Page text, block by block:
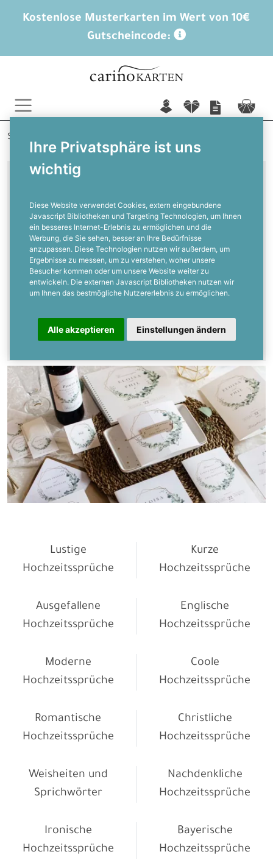
Kostenlose Musterkarten im Wert von 10€
Gutscheincode:
Ihre Privatsphäre ist uns
wichtig
Diese Website verwendet Cookies, extern eingebundene
Javascript Bibliotheken und Targeting Technologien, um Ihnen
ein besseres Internet-Erlebnis zu ermöglichen und die
Werbung, die Sie sehen, besser an Ihre Bedürfnisse
anzupassen. Diese Technologien nutzen wir außerdem, um
Ergebnisse zu messen, um zu verstehen, woher unsere
Besucher kommen oder um unsere Website weiter zu
entwickeln. Die externen Javascript Bibliotheken nutzen wir
um Ihnen das bestmögliche Nutzererlebnis zu ermöglichen.
Alle akzeptieren Einstellungen ändern
n f c
Startseite
Zitaten
Sprüche für
Hochzeitskarten
Bei uns findet Ihr eine tolle Auswahl an
rund um die Gestaltung von
Hochzeitskarten
Lustige
Hochzeitssprüche
Kurze
Hochzeitssprüche
Ausgefallene
Hochzeitssprüche
Englische
Hochzeitssprüche
Moderne
Hochzeitssprüche
Coole
Hochzeitssprüche
Romantische
Hochzeitssprüche
Christliche
Hochzeitssprüche
Weisheiten und
Sprichwörter
Nachdenkliche
Hochzeitssprüche
Ironische
Hochzeitssprüche
Bayerische
Hochzeitssprüche